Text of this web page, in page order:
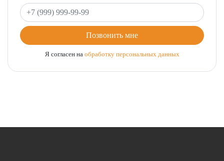
Позвонить мне
Я согласен на обработку персональных данных